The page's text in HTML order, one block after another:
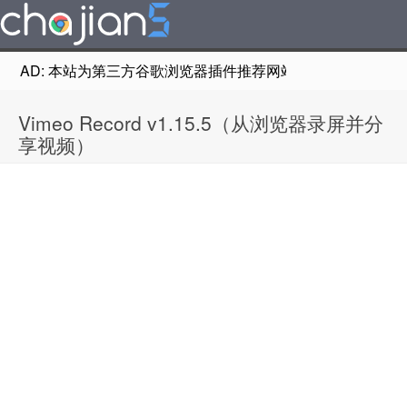
AD: 本站为第三方谷歌浏览器插件推荐网站，非Google
Vimeo Record v1.15.5（从浏览器录屏并分
享视频）